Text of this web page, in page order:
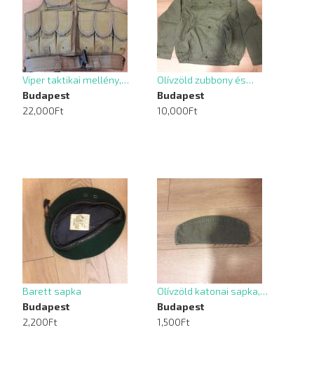
Viper taktikai mellény,…
Budapest
22,000Ft
Olívzöld zubbony és…
Budapest
10,000Ft
Barett sapka
Budapest
2,200Ft
Olívzöld katonai sapka,…
Budapest
1,500Ft